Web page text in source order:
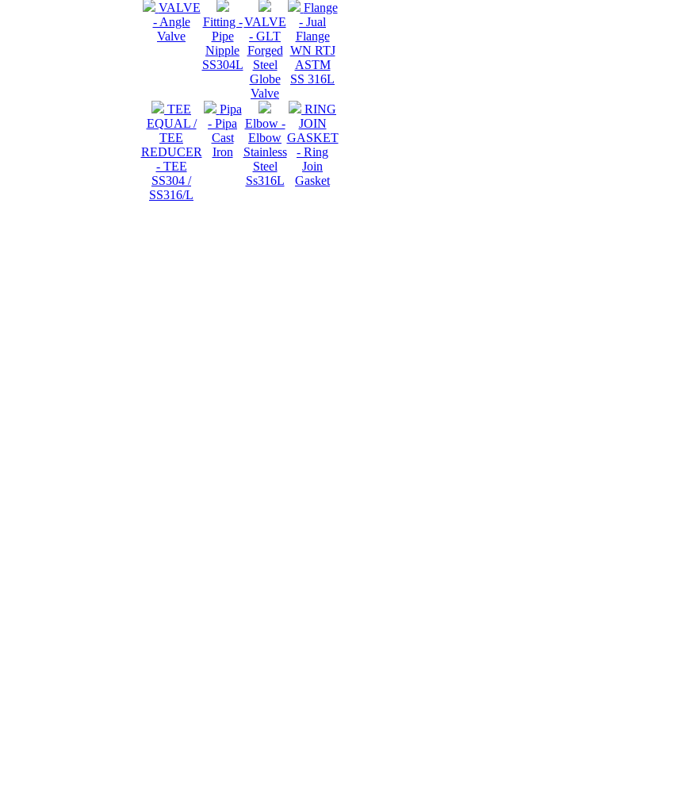
VALVE
- Angle
Valve
Fitting -
Pipe
Nipple
SS304L
VALVE
- GLT
Forged
Steel
Globe
Valve
Flange
- Jual
Flange
WN RTJ
ASTM
SS 316L
TEE
EQUAL /
TEE
REDUCER
- TEE
SS304 /
SS316/L
Pipa
- Pipa
Cast
Iron
Elbow -
Elbow
Stainless
Steel
Ss316L
RING
JOIN
GASKET
- Ring
Join
Gasket